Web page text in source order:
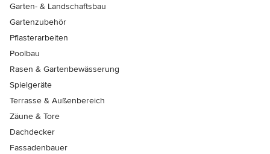
Garten- & Landschaftsbau
Gartenzubehör
Pflasterarbeiten
Poolbau
Rasen & Gartenbewässerung
Spielgeräte
Terrasse & Außenbereich
Zäune & Tore
Dachdecker
Fassadenbauer